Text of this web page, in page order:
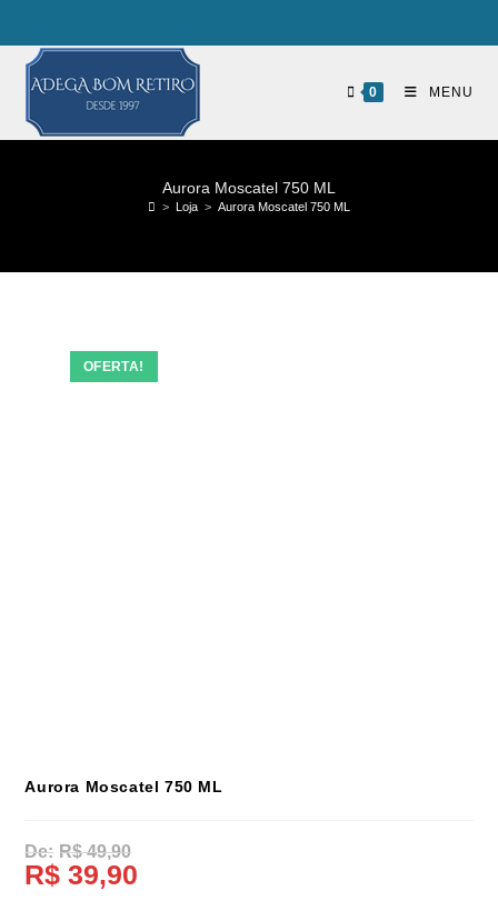
0 MENU
Aurora Moscatel 750 ML
> Loja > Aurora Moscatel 750 ML
OFERTA!
Aurora Moscatel 750 ML
R$49,90
R$ 39,90